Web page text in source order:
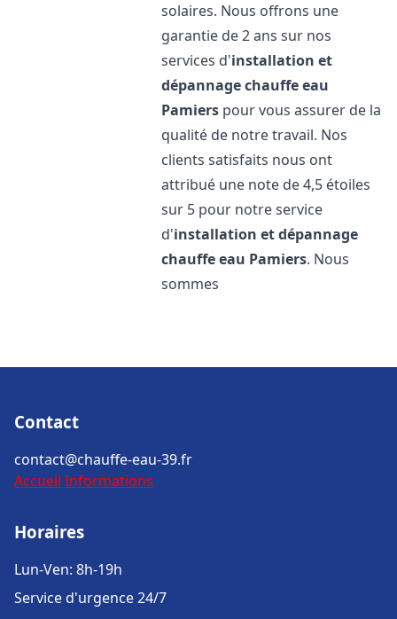
solaires. Nous offrons une
garantie de 2 ans sur nos
services d'installation et
dépannage chauffe eau
Pamiers pour vous assurer de la
qualité de notre travail. Nos
clients satisfaits nous ont
attribué une note de 4,5 étoiles
sur 5 pour notre service
d'installation et dépannage
chauffe eau Pamiers. Nous
sommes
Contact
contact@chauffe-eau-39.fr
Accueil Informations
Horaires
Lun-Ven: 8h-19h
Service d'urgence 24/7